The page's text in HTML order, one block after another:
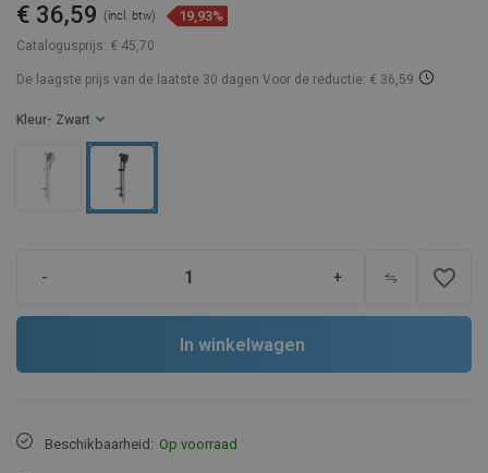
Catalogusprijs: € 45,70
€ 36,59 (incl. btw) 19,93%
De laagste prijs van de laatste 30 dagen Voor de reductie: € 36,59
Kleur - Zwart
- + favorite_border
In winkelwagen
Beschikbaarheid: Op voorraad